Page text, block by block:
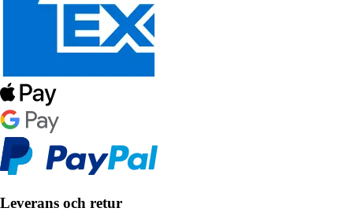
Leverans och retur